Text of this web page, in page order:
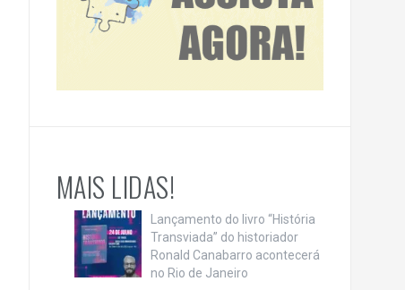
MAIS LIDAS!
Lançamento do livro “História
Transviada” do historiador
Ronald Canabarro acontecerá
no Rio de Janeiro